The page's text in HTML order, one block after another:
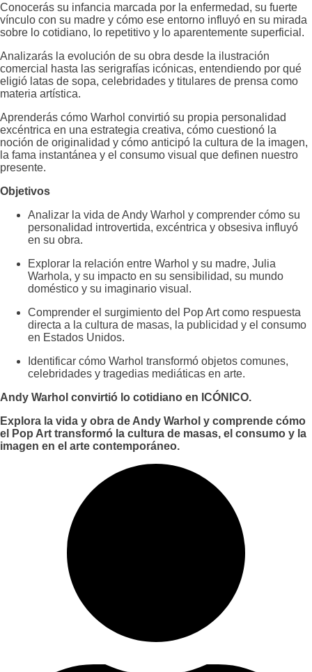
Conocerás su infancia marcada por la enfermedad, su fuerte
vínculo con su madre y cómo ese entorno influyó en su mirada
sobre lo cotidiano, lo repetitivo y lo aparentemente superficial.
Analizarás la evolución de su obra desde la ilustración
comercial hasta las serigrafías icónicas, entendiendo por qué
eligió latas de sopa, celebridades y titulares de prensa como
materia artística.
Aprenderás cómo Warhol convirtió su propia personalidad
excéntrica en una estrategia creativa, cómo cuestionó la
noción de originalidad y cómo anticipó la cultura de la imagen,
la fama instantánea y el consumo visual que definen nuestro
presente.
Objetivos
Analizar la vida de Andy Warhol y comprender cómo su
personalidad introvertida, excéntrica y obsesiva influyó
en su obra.
Explorar la relación entre Warhol y su madre, Julia
Warhola, y su impacto en su sensibilidad, su mundo
doméstico y su imaginario visual.
Comprender el surgimiento del Pop Art como respuesta
directa a la cultura de masas, la publicidad y el consumo
en Estados Unidos.
Identificar cómo Warhol transformó objetos comunes,
celebridades y tragedias mediáticas en arte.
Andy Warhol convirtió lo cotidiano en ICÓNICO.
Explora la vida y obra de Andy Warhol y comprende cómo
el Pop Art transformó la cultura de masas, el consumo y la
imagen en el arte contemporáneo.